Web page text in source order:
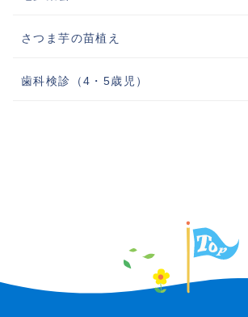
さつま芋の苗植え
歯科検診（4・5歳児）